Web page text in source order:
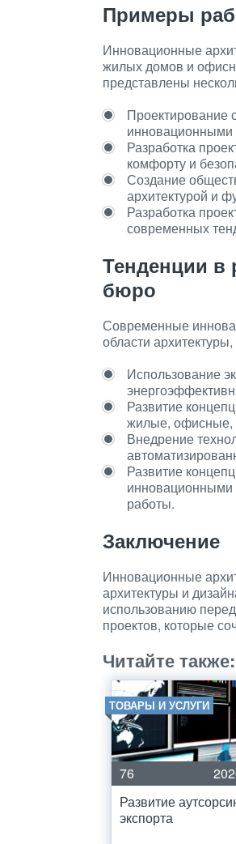
Примеры
Инновационные
жилых домов и
представлены
Проектирование
инновационными
Разработка
комфорту и
Создание
архитектурой и
Разработка
современных
Тенденции в
бюро
Современные
области
Использование
Развитие
жилые, офисные,
Внедрение
Развитие
инновационными
работы.
Заключение
Инновационные
архитектуры и
использованию
проектов, которые
Читайте также:
ТОВАРЫ И УСЛУГИ
76
Развитие
экспорта